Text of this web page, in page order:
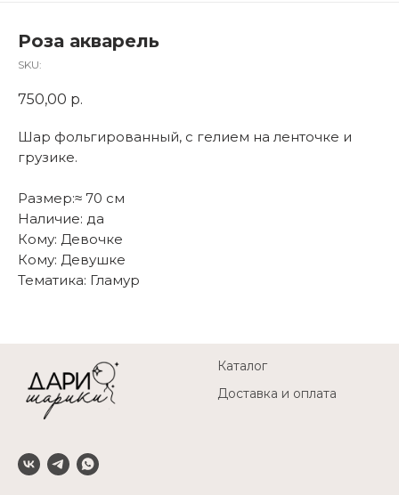
Роза акварель
SKU:
750,00 р.
Шар фольгированный, с гелием на ленточке и
грузике.
Размер:≈ 70 см
Наличие: да
Кому: Девочке
Кому: Девушке
Тематика: Гламур
Каталог
Доставка и оплата